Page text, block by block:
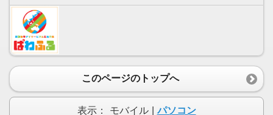
このページのトップへ
表示： モバイル パソコン